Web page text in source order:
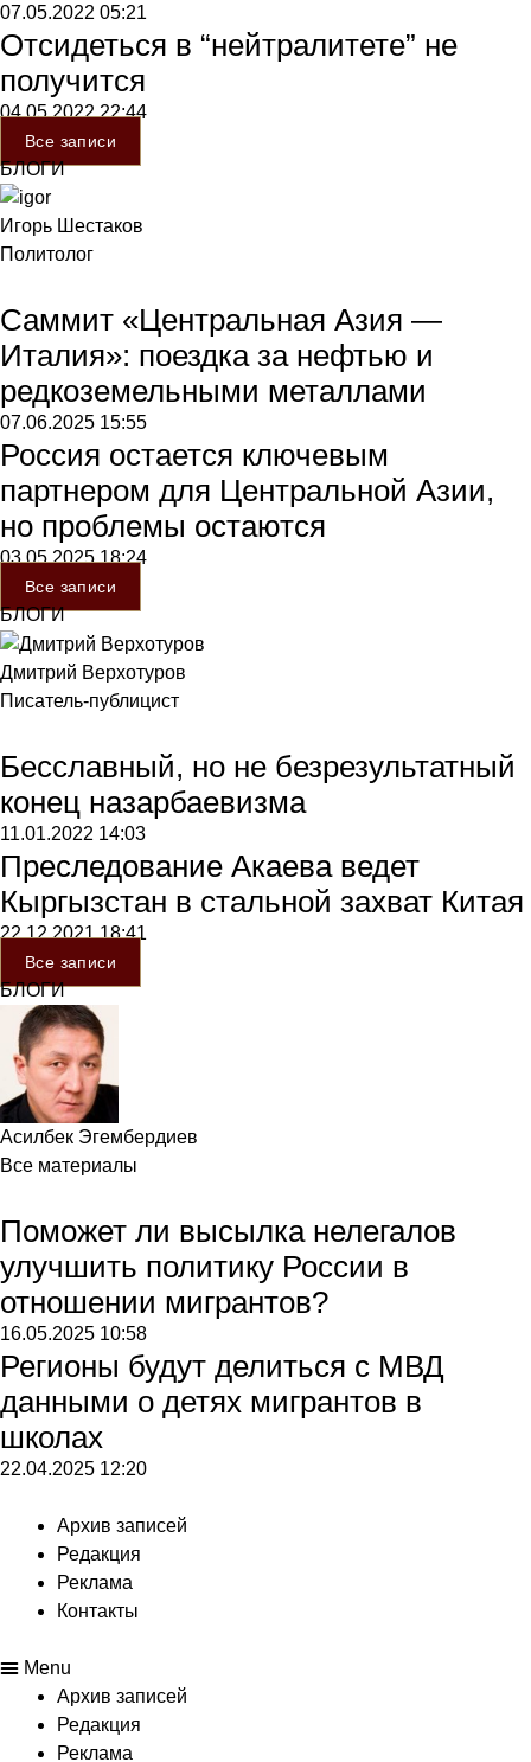
07.05.2022 05:21
Отсидеться в “нейтралитете” не
получится
04.05.202222:44
Все записи
БЛОГИ
Игорь Шестаков
Политолог
Саммит «Центральная Азия —
Италия»: поездка за нефтью и
редкоземельными металлами
07.06.2025 15:55
Россия остается ключевым
партнером для Центральной Азии,
но проблемы остаются
03.05.202518:24
Все записи
БЛОГИ
Дмитрий Верхотуров
Писатель-публицист
Бесславный, но не безрезультатный
конец назарбаевизма
11.01.2022 14:03
Преследование Акаева ведет
Кыргызстан в стальной захват Китая
22.12.202118:41
Все записи
БЛОГИ
Асилбек Эгембердиев
Все материалы
Поможет ли высылка нелегалов
улучшить политику России в
отношении мигрантов?
16.05.2025 10:58
Регионы будут делиться с МВД
данными о детях мигрантов в
школах
22.04.2025 12:20
Архив записей
Редакция
Реклама
Контакты
Menu
Архив записей
Редакция
Реклама